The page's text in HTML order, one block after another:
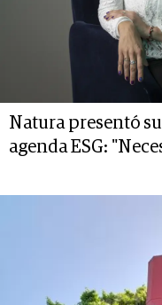
Natura presentó
agenda ESG: